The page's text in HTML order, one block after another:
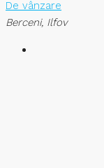
De vânzare
Berceni, Ilfov